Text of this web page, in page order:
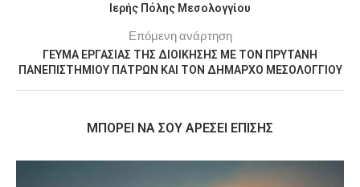
Ιερής Πόλης Μεσολογγίου
Επόμενη ανάρτηση
ΓΕΥΜΑ ΕΡΓΑΣΙΑΣ ΤΗΣ ΔΙΟΙΚΗΣΗΣ ΜΕ ΤΟΝ ΠΡΥΤΑΝΗ
ΠΑΝΕΠΙΣΤΗΜΙΟΥ ΠΑΤΡΩΝ ΚΑΙ ΤΟΝ ΔΗΜΑΡΧΟ ΜΕΣΟΛΟΓΓΙΟΥ
MΠΟΡΕΊ ΝΑ ΣΟΥ ΑΡΈΣΕΙ ΕΠΊΣΗΣ